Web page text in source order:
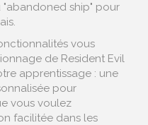
"abandoned ship" pour
vous
de Resident Evil
apprentissage : une
pour
vous voulez
facilitée dans les